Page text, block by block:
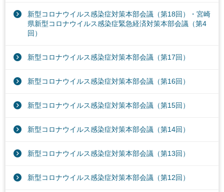
新型コロナウイルス感染症対策本部会議（第18回）・宮崎
県新型コロナウイルス感染症緊急経済対策本部会議（第4
回）
新型コロナウイルス感染症対策本部会議（第17回）
新型コロナウイルス感染症対策本部会議（第16回）
新型コロナウイルス感染症対策本部会議（第15回）
新型コロナウイルス感染症対策本部会議（第14回）
新型コロナウイルス感染症対策本部会議（第13回）
新型コロナウイルス感染症対策本部会議（第12回）